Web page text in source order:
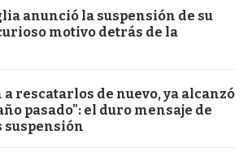
anunció la suspensión de su
motivo detrás de la
a rescatarlos de nuevo, ya alcanzó
pasado": el duro mensaje de
suspensión